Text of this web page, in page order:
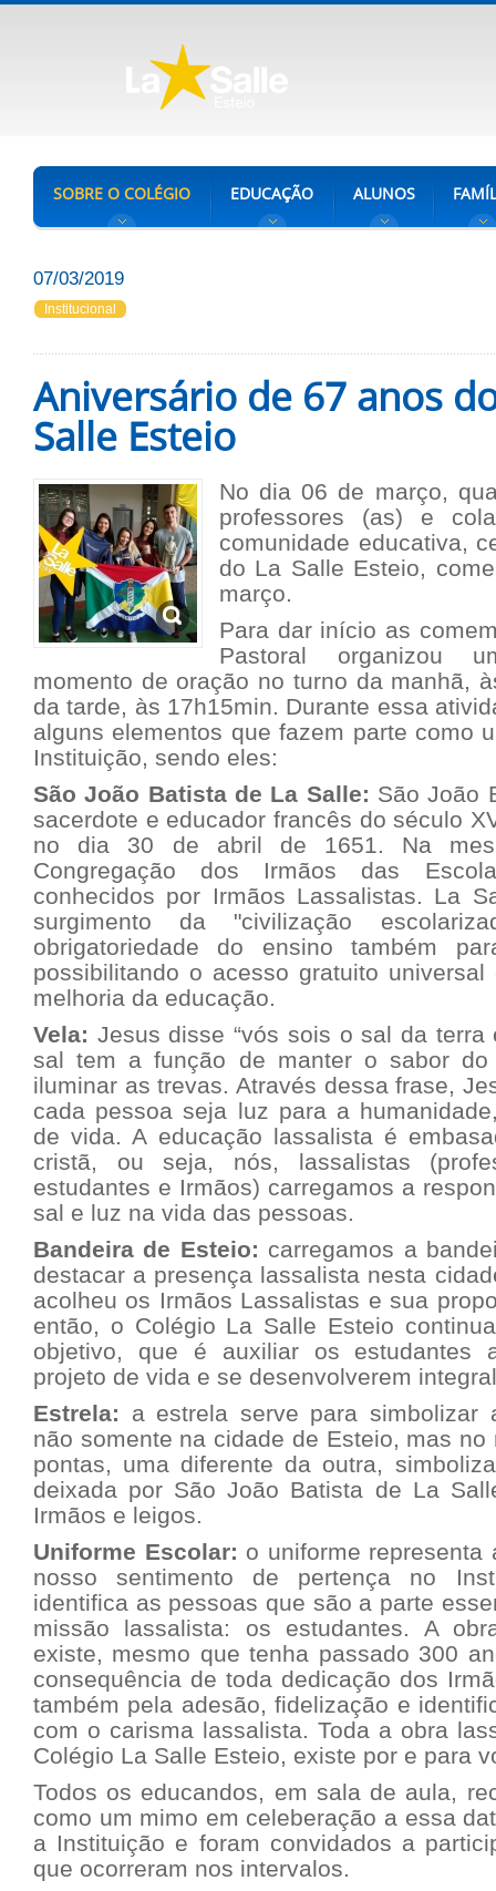
SOBRE O COLÉGIO EDUCAÇÃO ALUNOS
07/03/2019
Institucional
Aniversário de 67 anos
Salle Esteio
No dia 06 de março,
professores (as) e
comunidade educativa,
do La Salle Esteio,
março.
Para dar início as
Pastoral organizou
momento de oração no turno da manhã,
da tarde, às 17h15min. Durante essa
alguns elementos que fazem parte como
Instituição, sendo eles:
São João Batista de La Salle: São João
sacerdote e educador francês do século
no dia 30 de abril de 1651. Na
Congregação dos Irmãos das
conhecidos por Irmãos Lassalistas. La
surgimento da "civilização
obrigatoriedade do ensino também
possibilitando o acesso gratuito
melhoria da educação.
Vela: Jesus disse “vós sois o sal da terra
sal tem a função de manter o sabor
iluminar as trevas. Através dessa frase,
cada pessoa seja luz para a
de vida. A educação lassalista é
cristã, ou seja, nós, lassalistas
estudantes e Irmãos) carregamos a
sal e luz na vida das pessoas.
Bandeira de Esteio: carregamos a
destacar a presença lassalista nesta
acolheu os Irmãos Lassalistas e sua
então, o Colégio La Salle Esteio
objetivo, que é auxiliar os estudantes
projeto de vida e se desenvolverem
Estrela: a estrela serve para simbolizar
não somente na cidade de Esteio, mas no
pontas, uma diferente da outra,
deixada por São João Batista de La
Irmãos e leigos.
Uniforme Escolar: o uniforme representa
nosso sentimento de pertença no
identifica as pessoas que são a parte
missão lassalista: os estudantes. A
existe, mesmo que tenha passado 300
consequência de toda dedicação dos
também pela adesão, fidelização e
com o carisma lassalista. Toda a obra
Colégio La Salle Esteio, existe por e para
Todos os educandos, em sala de aula,
como um mimo em celeberação a essa
a Instituição e foram convidados a
que ocorreram nos intervalos.